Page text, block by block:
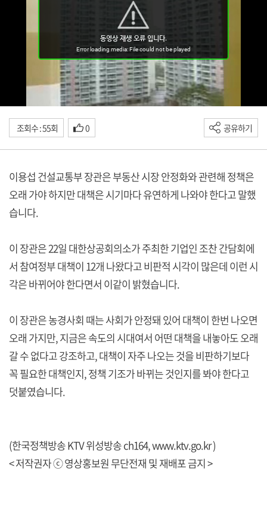
조회수 : 55회 0 공유하기
이용섭 건설교통부 장관은 부동산 시장 안정화와 관련해 정책은
오래 가야 하지만 대책은 시기마다 유연하게 나와야 한다고 말했
습니다.
이 장관은 22일 대한상공회의소가 주최한 기업인 조찬 간담회에
서 참여정부 대책이 12개 나왔다고 비판적 시각이 많은데 이런 시
각은 바뀌어야 한다면서 이같이 밝혔습니다.
이 장관은 농경사회 때는 사회가 안정돼 있어 대책이 한번 나오면
오래 가지만, 지금은 속도의 시대여서 어떤 대책을 내놓아도 오래
갈 수 없다고 강조하고, 대책이 자주 나오는 것을 비판하기보다
꼭 필요한 대책인지, 정책 기조가 바뀌는 것인지를 봐야 한다고
덧붙였습니다.
(한국정책방송 KTV 위성방송 ch164, www.ktv.go.kr )
< 저작권자 ⓒ 영상홍보원 무단전재 및 재배포 금지 >